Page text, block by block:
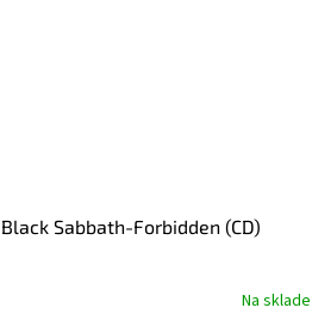
Black Sabbath-Forbidden (CD)
Na sklade